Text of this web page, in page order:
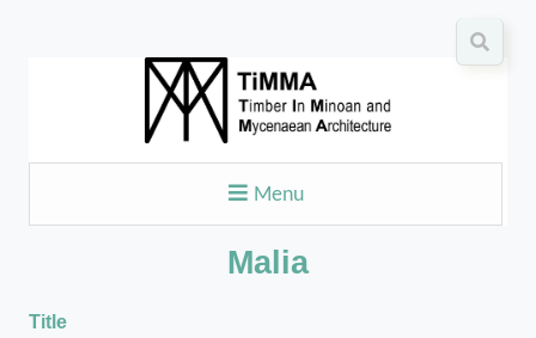
Menu
Malia
Title